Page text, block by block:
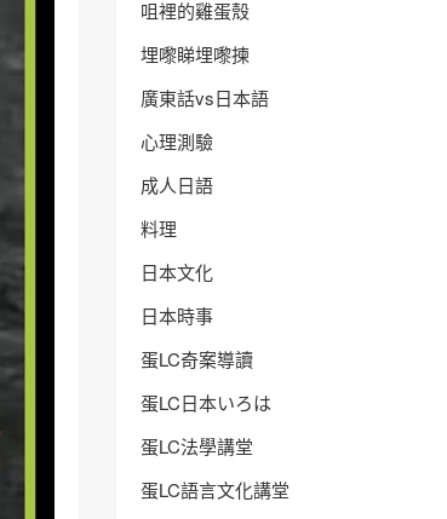
咀裡的雞蛋殼
埋嚟睇埋嚟揀
廣東話vs日本語
心理測驗
成人日語
料理
日本文化
日本時事
蛋LC奇案導讀
蛋LC日本いろは
蛋LC法學講堂
蛋LC語言文化講堂